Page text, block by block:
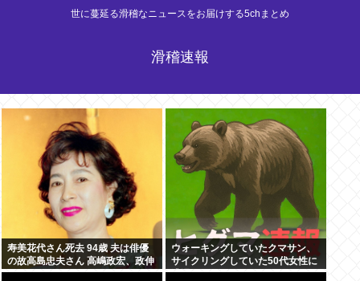
世に蔓延る滑稽なニュースをお届けする5chまとめ
滑稽速報
寿美花代さん死去 94歳 夫は俳優
の故高島忠夫さん 高嶋政宏、政伸
の母
ウォーキングしていたクマサン、
サイクリングしていた50代女性に
遭遇